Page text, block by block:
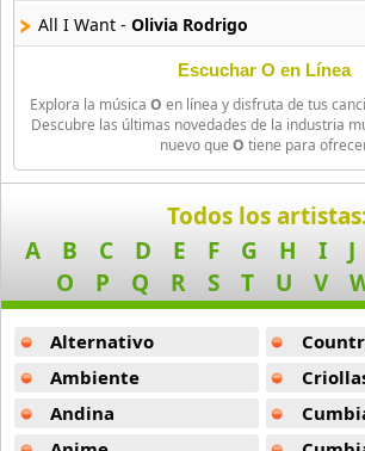
Okusama Wa Joshi Kousei
Ol Dirty Bastard
48 músicas online
Olivia Newton John
18 músicas online
Olivia Rodrigo
All I Want - Olivia Rodrigo
Olivia Rodrigo
Best Song Ever -One Direction
Si No Te Quiere Ft Arcangel Y Farruko -
Olivia Rodrigo
Ryan Castro Ovy On The Drums Mission
Antes (Balada) -Obie Bermudez
Otra Vibra Ft Luar La L -
Ozuna
Track 56 -Orphen
Escuchar O en Línea
Explora la música O en línea y disfruta de tus
Descubre las últimas novedades de la industria
nuevo que O tiene para
Todos los
A
B C D E F G H I J
O
P Q R S T U V
Alternativo
Ambiente
Andina